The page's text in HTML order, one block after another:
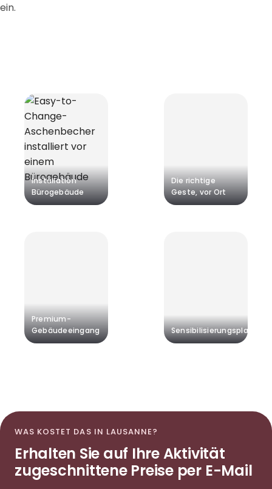
ein.
Installation
Bürogebäude
Die richtige
Geste, vor Ort
Premium-
Gebäudeeingang
Sensibilisierungsplakate
WAS KOSTET DAS IN LAUSANNE?
Erhalten Sie auf Ihre Aktivität
zugeschnittene Preise per E-Mail